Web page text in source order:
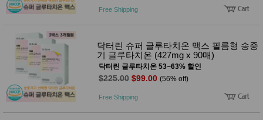
Free Shipping
닥터린 슈퍼 글루타치온 맥스 필름형 송중
기 글루타치온 (427mg x 90매)
닥터린 글루타치온 53~63% 할인
$225.00 $99.00 (56% off)
Free Shipping